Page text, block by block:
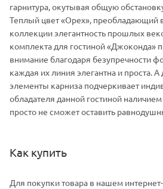
гарнитура, окутывая общую
Теплый цвет «Орех», преобладающий
коллекции элегантность прошлых
комплекта для гостиной «Джоконда»
внимание благодаря безупречности
каждая их линия элегантна и проста.
элементы карниза подчеркивает
обладателя данной гостиной
просто не сможет оставить
Как купить
Для покупки товара в нашем